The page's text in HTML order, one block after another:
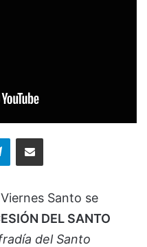
TelegramCompartir via Email
Santo se
DEL SANTO
del Santo